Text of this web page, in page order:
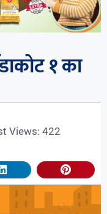
१ का
Views: 422